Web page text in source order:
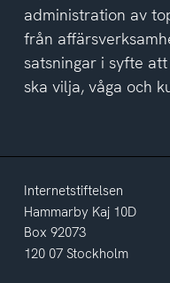
administration av
från
satsningar i syfte
ska vilja, våga och
Internetstiftelsen
Hammarby Kaj 10D
Box 92073
120 07 Stockholm